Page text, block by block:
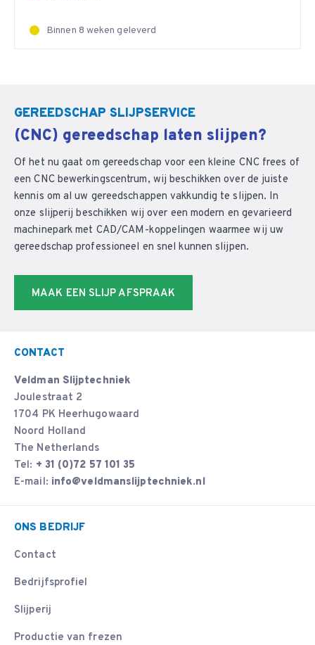
Binnen 8 weken geleverd
GEREEDSCHAP SLIJPSERVICE
(CNC) gereedschap laten slijpen?
Of het nu gaat om gereedschap voor een kleine CNC frees of
een CNC bewerkingscentrum, wij beschikken over de juiste
kennis om al uw gereedschappen vakkundig te slijpen. In
onze slijperij beschikken wij over een modern en gevarieerd
machinepark met CAD/CAM-koppelingen waarmee wij uw
gereedschap professioneel en snel kunnen slijpen.
MAAK EEN SLIJP AFSPRAAK
CONTACT
Veldman Slijptechniek
Joulestraat 2
1704 PK Heerhugowaard
Noord Holland
The Netherlands
Tel: + 31 (0)72 57 101 35
E-mail: info@veldmanslijptechniek.nl
ONS BEDRIJF
Contact
Bedrijfsprofiel
Slijperij
Productie van frezen